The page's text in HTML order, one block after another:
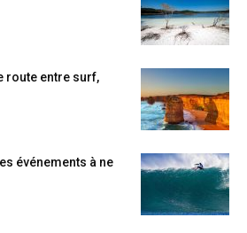
route entre surf,
événements à ne